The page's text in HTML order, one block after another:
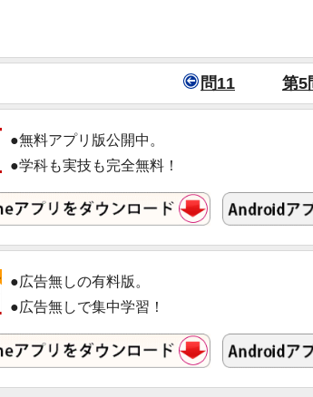
問11 第5
●無料アプリ版公開中。
●学科も実技も完全無料！
●広告無しの有料版。
●広告無しで集中学習！